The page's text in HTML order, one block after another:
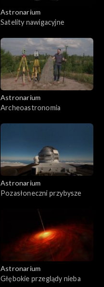
Astronarium
Satelity nawigacyjne
Astronarium
Archeoastronomia
Astronarium
Pozasłoneczni przybysze
Astronarium
Głębokie przeglądy nieba